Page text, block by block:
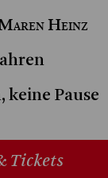
Heinz
keine Pause
Tickets